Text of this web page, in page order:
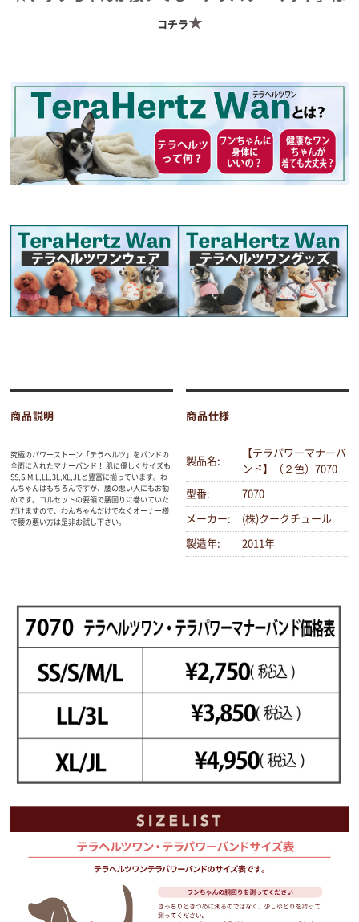
コチラ★
商品説明
究極のパワーストーン「テラヘルツ」をバンドの
全面に入れたマナーバンド！ 肌に優しくサイズも
SS,S,M,L,LL,3L,XL,JLと豊富に揃っています。わ
んちゃんはもちろんですが、腰の悪い人にもお勧
めです。コルセットの要領で腰回りに巻いていた
だけますので、わんちゃんだけでなくオーナー様
で腰の悪い方は是非お試し下さい。
商品仕様
製品名:
【テラパワーマナーバ
ンド】（２色）7070
型番: 7070
メーカー: (株)クークチュール
製造年: 2011年